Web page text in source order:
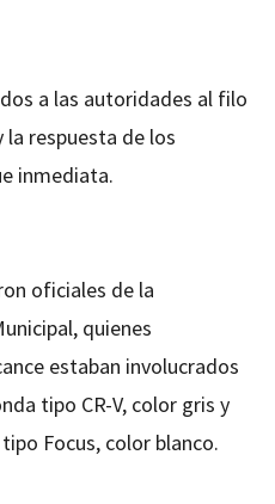
a las autoridades al filo
la respuesta de los
inmediata.
oficiales de la
quienes
estaban involucrados
tipo CR-V, color gris y
Focus, color blanco.